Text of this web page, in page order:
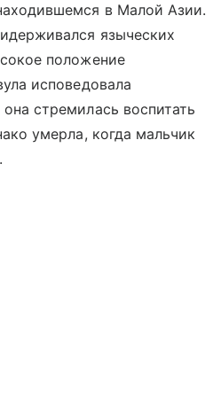
в Малой Азии.
языческих
положение
исповедовала
стремилась воспитать
умерла, когда мальчик